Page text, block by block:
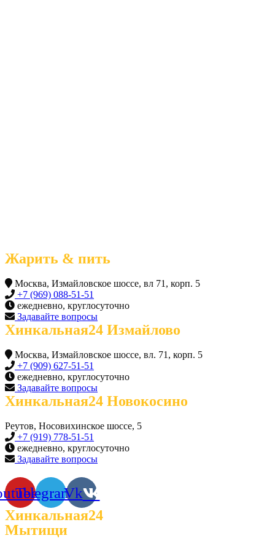
Жарить & пить
Москва, Измайловское шоссе, вл 71, корп. 5
+7 (969) 088-51-51
ежедневно, круглосуточно
Задавайте вопросы
Хинкальная24 Измайлово
Москва, Измайловское шоссе, вл. 71, корп. 5
+7 (909) 627-51-51
ежедневно, круглосуточно
Задавайте вопросы
Хинкальная24 Новокосино
Реутов, Носовихинское шоссе, 5
+7 (919) 778-51-51
ежедневно, круглосуточно
Задавайте вопросы
TelegramVk
Хинкальная24
Мытищи